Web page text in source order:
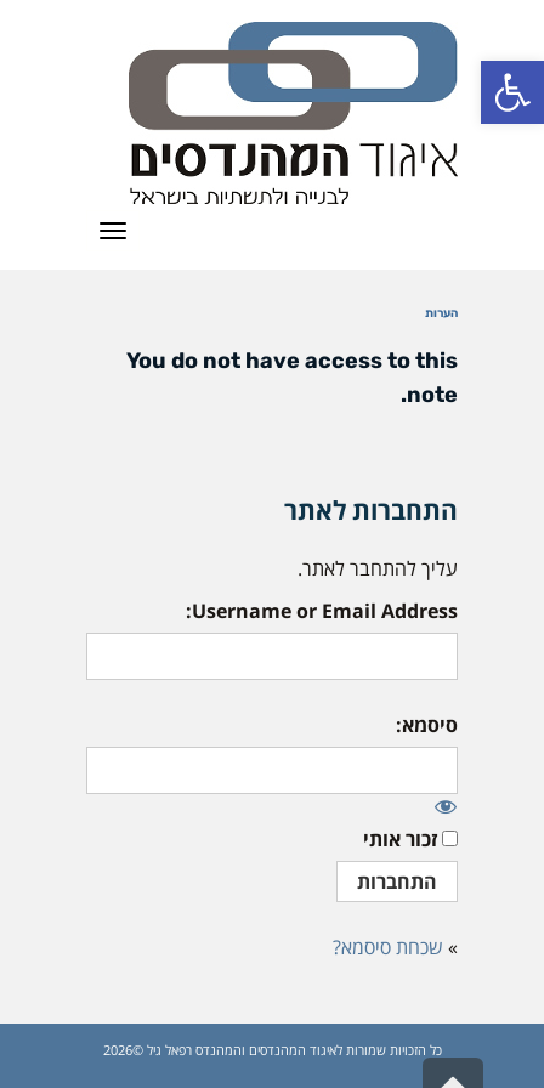
פתח סרגל נגישות
תפריט
הערות
You do not have access to this
note.
התחברות לאתר
עליך להתחבר לאתר.
Username or Email Address:
סיסמא:
זכור אותי
» שכחת סיסמא?
כל הזכויות שמורות לאיגוד המהנדסים והמהנדס רפאל גיל ©2026